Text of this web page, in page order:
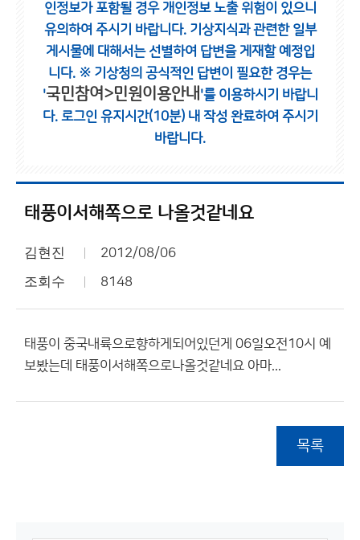
인정보가 포함될 경우 개인정보 노출 위험이 있으니
유의하여 주시기 바랍니다. 기상지식과 관련한 일부
게시물에 대해서는 선별하여 답변을 게재할 예정입
니다. ※ 기상청의 공식적인 답변이 필요한 경우는
'국민참여>민원이용안내 '를 이용하시기 바랍니
다. 로그인 유지시간(10분) 내 작성 완료하여 주시기
바랍니다.
태풍이서해쪽으로 나올것같네요
김현진 2012/08/06
조회수 8148
태풍이 중국내륙으로향하게되어있던게 06일오전10시 예
보봤는데 태풍이서해쪽으로나올것같네요 아마...
목록